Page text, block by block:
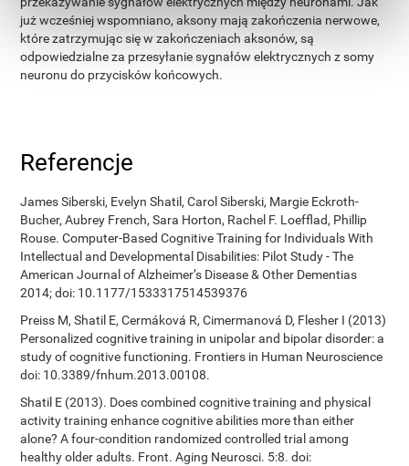
już wcześniej wspomniano, aksony mają zakończenia nerwowe,
które zatrzymując się w zakończeniach aksonów, są
odpowiedzialne za przesyłanie sygnałów elektrycznych z somy
neuronu do przycisków końcowych.
Referencje
James Siberski, Evelyn Shatil, Carol Siberski, Margie Eckroth-
Bucher, Aubrey French, Sara Horton, Rachel F. Loefflad, Phillip
Rouse. Computer-Based Cognitive Training for Individuals With
Intellectual and Developmental Disabilities: Pilot Study - The
American Journal of Alzheimer’s Disease & Other Dementias
2014; doi: 10.1177/1533317514539376
Preiss M, Shatil E, Cermáková R, Cimermanová D, Flesher I (2013)
Personalized cognitive training in unipolar and bipolar disorder: a
study of cognitive functioning. Frontiers in Human Neuroscience
doi: 10.3389/fnhum.2013.00108.
Shatil E (2013). Does combined cognitive training and physical
activity training enhance cognitive abilities more than either
alone? A four-condition randomized controlled trial among
healthy older adults. Front. Aging Neurosci. 5:8. doi: